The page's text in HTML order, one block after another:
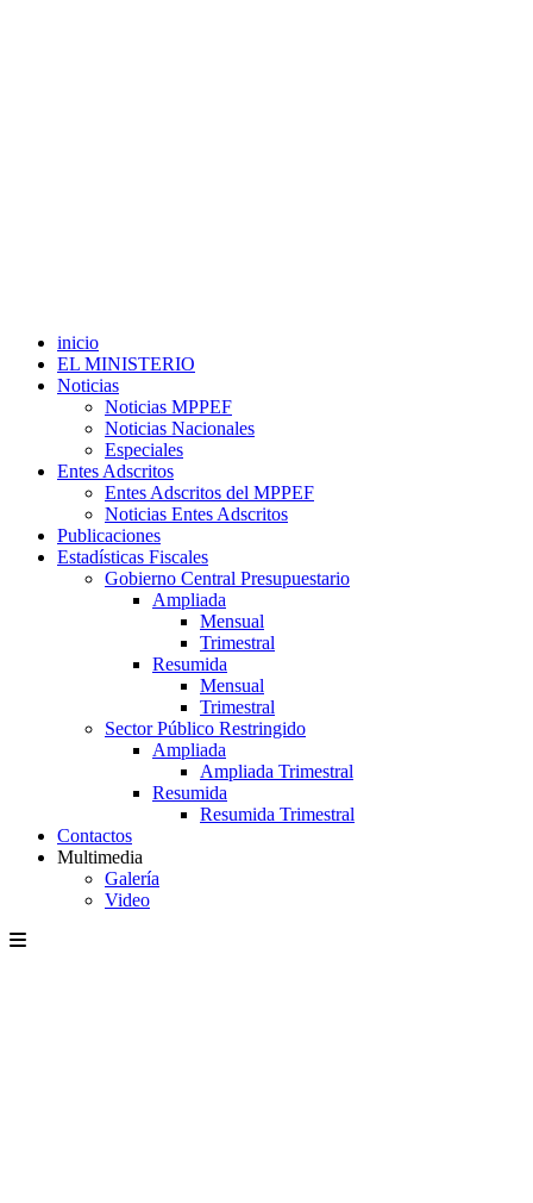
inicio
EL MINISTERIO
Noticias
Noticias MPPEF
Noticias Nacionales
Especiales
Entes Adscritos
Entes Adscritos del MPPEF
Noticias Entes Adscritos
Publicaciones
Estadísticas Fiscales
Gobierno Central Presupuestario
Ampliada
Mensual
Trimestral
Resumida
Mensual
Trimestral
Sector Público Restringido
Ampliada
Ampliada Trimestral
Resumida
Resumida Trimestral
Contactos
Multimedia
Galería
Video